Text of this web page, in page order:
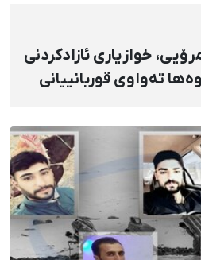
خوازیاری ئازادکردنی
تەواوی قوربانییانی